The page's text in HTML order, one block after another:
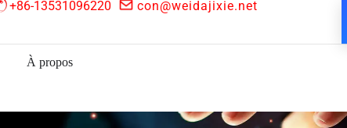
+86-13531096220 con@weidajixie.net
À propos